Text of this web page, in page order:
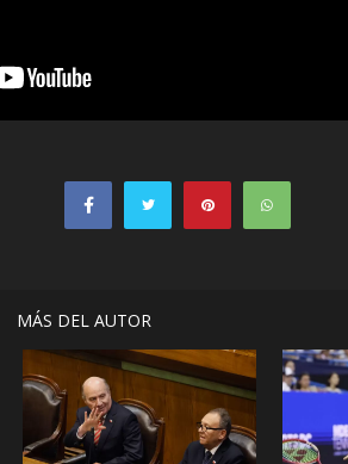
MÁS DEL AUTOR